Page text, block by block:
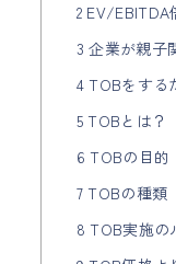
2 EV/EBITDA
3 企業が親子
4 TOBをする
5 TOBとは？
6 TOBの目的
7 TOBの種類
8 TOB実施の